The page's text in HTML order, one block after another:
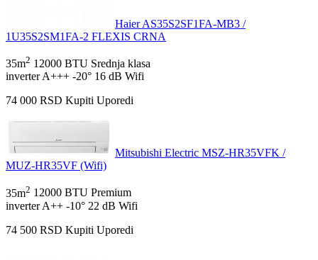
Haier AS35S2SF1FA-MB3 /
1U35S2SM1FA-2 FLEXIS CRNA
35m2 12000 BTU Srednja klasa
inverter A+++ -20° 16 dB Wifi
74 000 RSD Kupiti Uporedi
Mitsubishi Electric MSZ-HR35VFK /
MUZ-HR35VF (Wifi)
35m2 12000 BTU Premium
inverter A++ -10° 22 dB Wifi
74 500 RSD Kupiti Uporedi